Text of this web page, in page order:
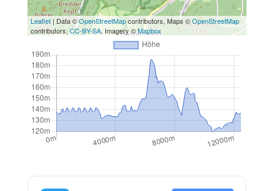
Leaflet| Data ©OpenStreetMapcontributors, Maps ©OpenStreetMap
contributors,CC-BY-SA, Imagery ©Mapbox